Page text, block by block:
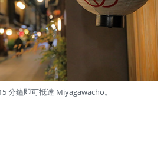
分鐘即可抵達 Miyagawacho。